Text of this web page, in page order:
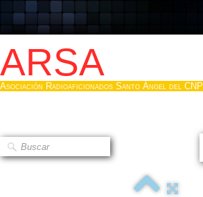
ARSA
Asociación Radioaficionados Santo Ángel del CNP
Que es la ARSA